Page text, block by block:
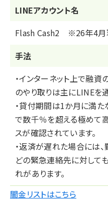
LINEアカウント名
Flash Cash2 ※26年4月
⼿法
・インターネット上で融
のやり取りは主にLINEを
・貸付期間は1か月に満
で数千％を超える極めて
スが確認されています。
・返済が遅れた場合には
どの緊急連絡先に対して
れがあります。
闇金リストはこちら